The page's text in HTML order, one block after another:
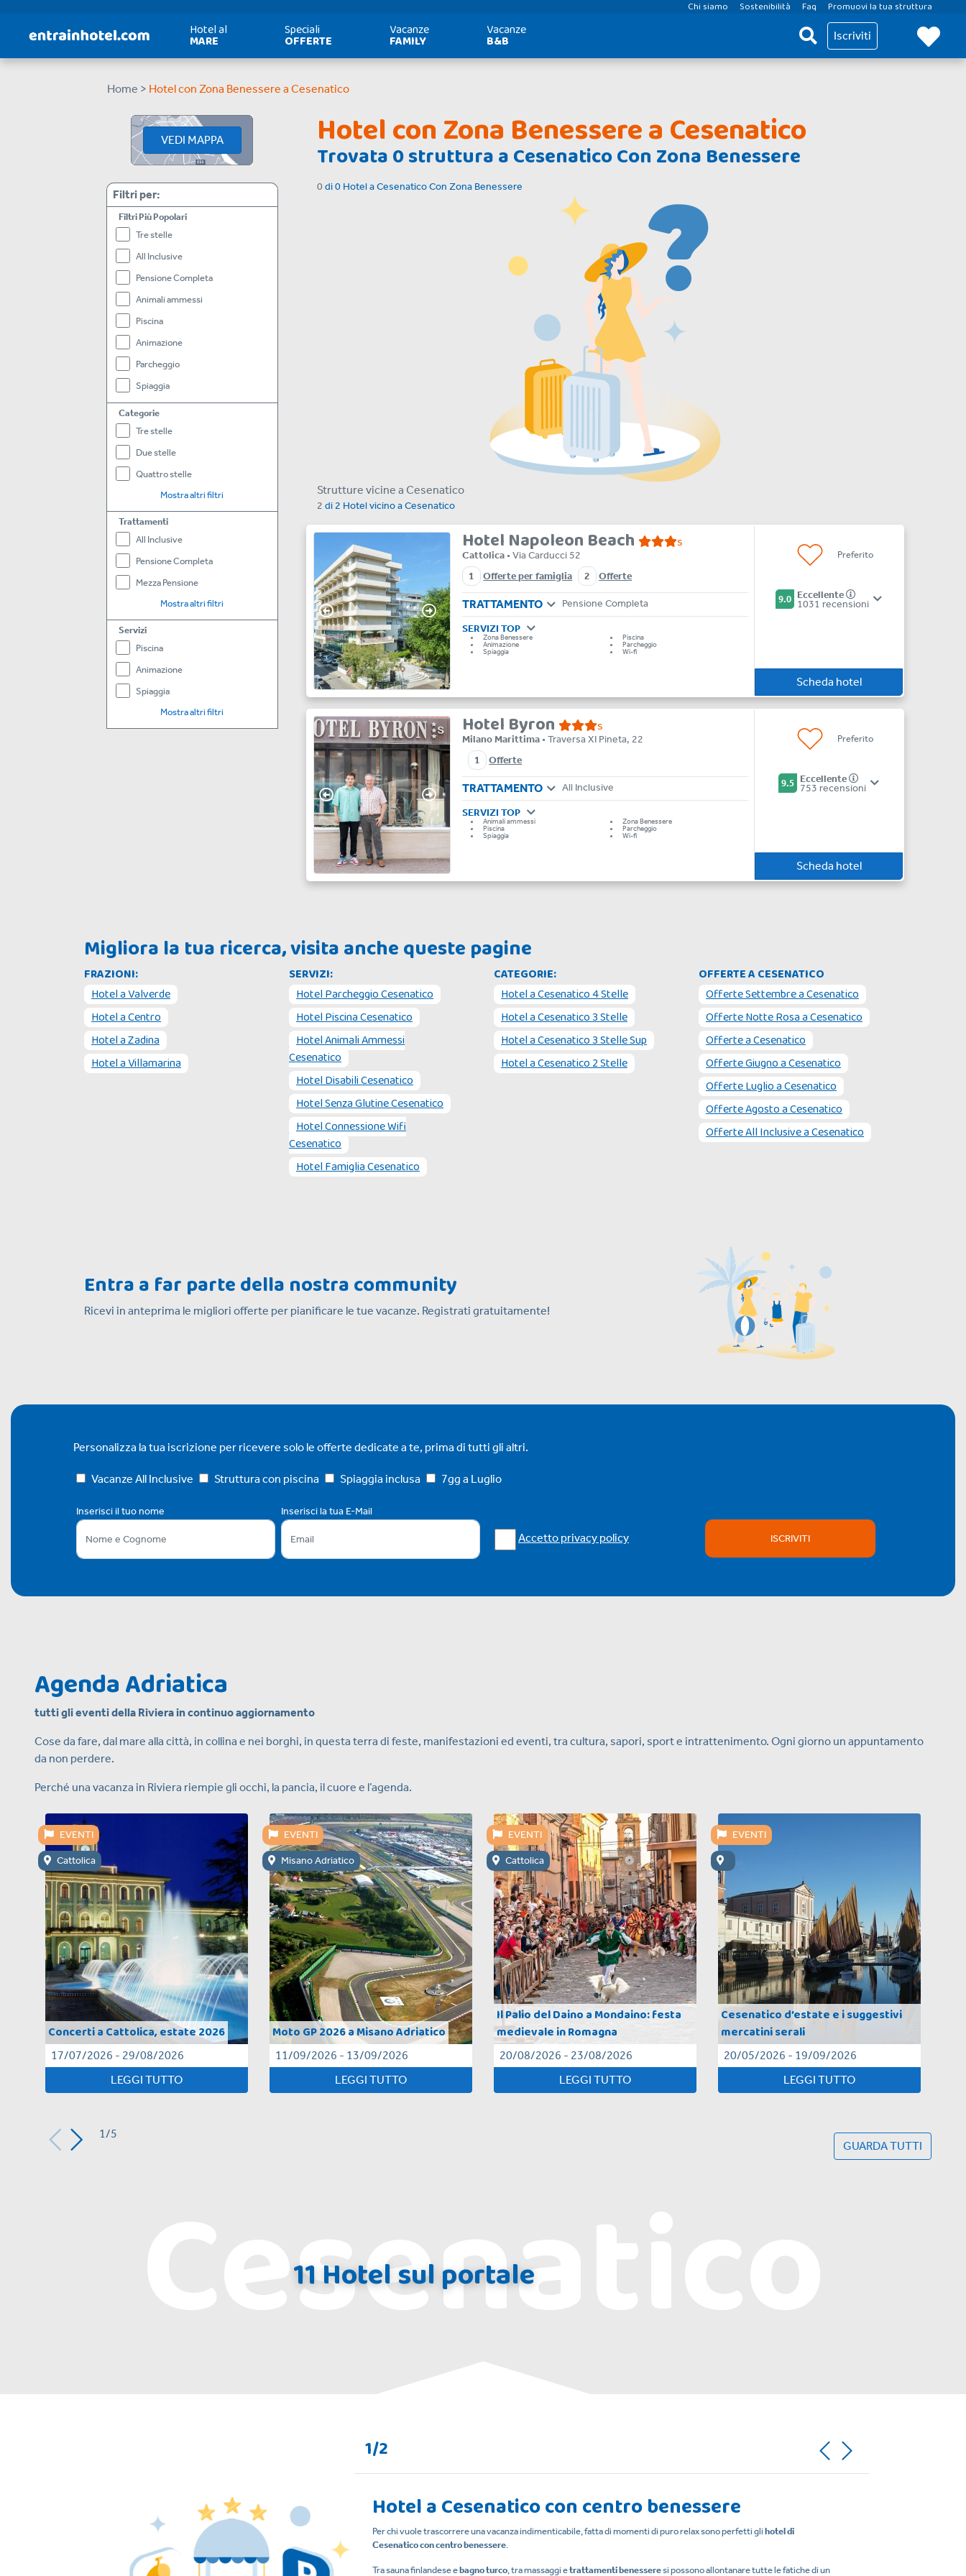
Chi siamo Sostenibilità Faq Promuovi la tua struttura
Hotel al
MARE
Speciali
OFFERTE
Vacanze
FAMILY
Vacanze
B&B Iscriviti
Home > Hotel con Zona Benessere a Cesenatico
VEDI MAPPA
Filtri per:
Filtri Più Popolari
Tre stelle
All Inclusive
Pensione Completa
Animali ammessi
Piscina
Animazione
Parcheggio
Spiaggia
Categorie
Tre stelle
Due stelle
Quattro stelle
Mostra altri filtri
Trattamenti
All Inclusive
Pensione Completa
Mezza Pensione
Mostra altri filtri
Servizi
Piscina
Animazione
Spiaggia
Mostra altri filtri
Hotel con Zona Benessere a Cesenatico
Trovata0struttura aCesenatico Con Zona Benessere
0 di0 Hotel aCesenatico Con Zona Benessere
Strutture vicine a Cesenatico
2 di 2 Hotel vicino aCesenatico
Hotel Napoleon Beach s
Cattolica • Via Carducci 52
1
Offerte per famiglia 2 Offerte
TRATTAMENTO Pensione Completa
SERVIZI TOP
Zona Benessere Piscina
Animazione Parcheggio
Spiaggia Wi-fi
Preferito
9.0 Eccellente
1031 recensioni
Scheda hotel
Hotel Byron s
Milano Marittima • Traversa XI Pineta, 22
1
Offerte
TRATTAMENTO All Inclusive
SERVIZI TOP
Animali ammessi Zona Benessere
Piscina Parcheggio
Spiaggia Wi-fi
Preferito
9.5 Eccellente
753 recensioni
Scheda hotel
Migliora la tua ricerca, visita anche queste pagine
FRAZIONI:
Hotel aValverde
Hotel aCentro
Hotel aZadina
Hotel aVillamarina
SERVIZI:
HotelParcheggio Cesenatico
HotelPiscina Cesenatico
HotelAnimali Ammessi
Cesenatico
HotelDisabili Cesenatico
HotelSenza Glutine Cesenatico
HotelConnessione Wifi
Cesenatico
HotelFamiglia Cesenatico
CATEGORIE:
HotelaCesenatico 4 Stelle
HotelaCesenatico 3 Stelle
HotelaCesenatico 3 Stelle Sup
HotelaCesenatico 2 Stelle
OFFERTE A CESENATICO
Offerte SettembreaCesenatico
Offerte Notte RosaaCesenatico
OfferteaCesenatico
Offerte GiugnoaCesenatico
Offerte LuglioaCesenatico
Offerte AgostoaCesenatico
Offerte All InclusiveaCesenatico
Entra a far parte della nostra community
Ricevi in anteprima le migliori offerte per pianificare le tue vacanze. Registrati gratuitamente!
Personalizza la tua iscrizione per ricevere solo le offerte dedicate a te, prima di tutti gli altri.
Vacanze All Inclusive Struttura con piscina Spiaggia inclusa 7gg a Luglio
Inserisci il tuo nome Inserisci la tua E-Mail
Accetto privacy policy ISCRIVITI
Agenda Adriatica
tutti gli eventi della Riviera in continuo aggiornamento
Cose da fare, dal mare alla città, in collina e nei borghi, in questa terra di feste, manifestazioni ed eventi, tra cultura, sapori, sport e intrattenimento. Ogni giorno un appuntamento
da non perdere.
Perché una vacanza in Riviera riempie gli occhi, la pancia, il cuore e l’agenda.
EVENTI
Cattolica
Concerti a Cattolica, estate 2026
17/07/2026 - 29/08/2026
LEGGI TUTTO
EVENTI
Misano Adriatico
Moto GP 2026 a Misano Adriatico
11/09/2026 - 13/09/2026
LEGGI TUTTO
EVENTI
Cattolica
Il Palio del Daino a Mondaino: festa
medievale in Romagna
20/08/2026 - 23/08/2026
LEGGI TUTTO
EVENTI
Cesenatico d’estate e i suggestivi
mercatini serali
20/05/2026 - 19/09/2026
LEGGI TUTTO
1/5
GUARDA TUTTI
Cesenatico
11 Hotel sul portale
1/2
Hotel a Cesenatico con centro benessere
Per chi vuole trascorrere una vacanza indimenticabile, fatta di momenti di puro relax sono perfetti gli hotel di
Cesenatico con centro benessere.
Tra sauna finlandese ebagno turco, tra massaggi etrattamenti benesseresi possono allontanare tutte le fatiche di un